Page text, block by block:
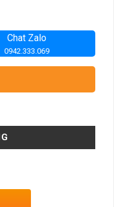
Chat Zalo
0942.333.069